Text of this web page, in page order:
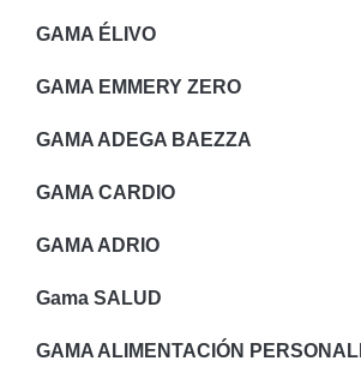
GAMA ÉLIVO
GAMA EMMERY ZERO
GAMA ADEGA BAEZZA
GAMA CARDIO
GAMA ADRIO
Gama SALUD
GAMA ALIMENTACIÓN